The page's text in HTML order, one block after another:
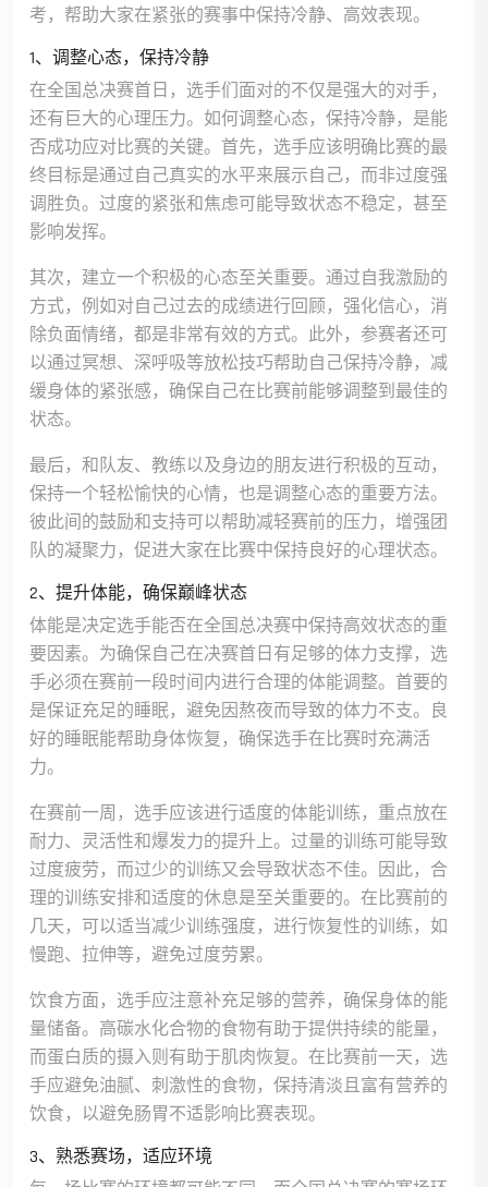
考，帮助大家在紧张的赛事中保持冷静、高效表现。
1、调整心态，保持冷静
在全国总决赛首日，选手们面对的不仅是强大的对手，
还有巨大的心理压力。如何调整心态，保持冷静，是能
否成功应对比赛的关键。首先，选手应该明确比赛的最
终目标是通过自己真实的水平来展示自己，而非过度强
调胜负。过度的紧张和焦虑可能导致状态不稳定，甚至
影响发挥。
其次，建立一个积极的心态至关重要。通过自我激励的
方式，例如对自己过去的成绩进行回顾，强化信心，消
除负面情绪，都是非常有效的方式。此外，参赛者还可
以通过冥想、深呼吸等放松技巧帮助自己保持冷静，减
缓身体的紧张感，确保自己在比赛前能够调整到最佳的
状态。
最后，和队友、教练以及身边的朋友进行积极的互动，
保持一个轻松愉快的心情，也是调整心态的重要方法。
彼此间的鼓励和支持可以帮助减轻赛前的压力，增强团
队的凝聚力，促进大家在比赛中保持良好的心理状态。
2、提升体能，确保巅峰状态
体能是决定选手能否在全国总决赛中保持高效状态的重
要因素。为确保自己在决赛首日有足够的体力支撑，选
手必须在赛前一段时间内进行合理的体能调整。首要的
是保证充足的睡眠，避免因熬夜而导致的体力不支。良
好的睡眠能帮助身体恢复，确保选手在比赛时充满活
力。
在赛前一周，选手应该进行适度的体能训练，重点放在
耐力、灵活性和爆发力的提升上。过量的训练可能导致
过度疲劳，而过少的训练又会导致状态不佳。因此，合
理的训练安排和适度的休息是至关重要的。在比赛前的
几天，可以适当减少训练强度，进行恢复性的训练，如
慢跑、拉伸等，避免过度劳累。
饮食方面，选手应注意补充足够的营养，确保身体的能
量储备。高碳水化合物的食物有助于提供持续的能量，
而蛋白质的摄入则有助于肌肉恢复。在比赛前一天，选
手应避免油腻、刺激性的食物，保持清淡且富有营养的
饮食，以避免肠胃不适影响比赛表现。
3、熟悉赛场，适应环境